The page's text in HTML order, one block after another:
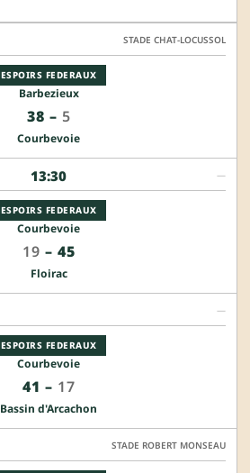
ESPOIRS FEDERAUX
Barbezieux
38 – 5
Courbevoie
STADE CHAT-LOCUSSOL
13:30
ESPOIRS FEDERAUX
Courbevoie
19 – 45
Floirac
—
ESPOIRS FEDERAUX
Courbevoie
41 – 17
Bassin d'Arcachon
—
STADE ROBERT MONSEAU